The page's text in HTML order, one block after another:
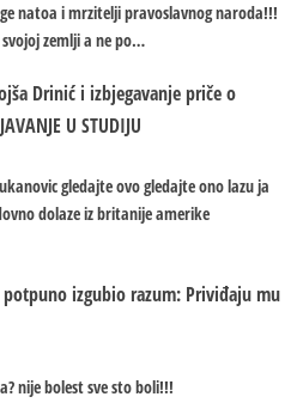
natoa i mrzitelji pravoslavnog naroda!!!
zemlji a ne po…
Drinić i izbjegavanje priče o
U STUDIJU
gledajte ovo gledajte ono lazu ja
dolaze iz britanije amerike
izgubio razum: Priviđaju mu
nije bolest sve sto boli!!!